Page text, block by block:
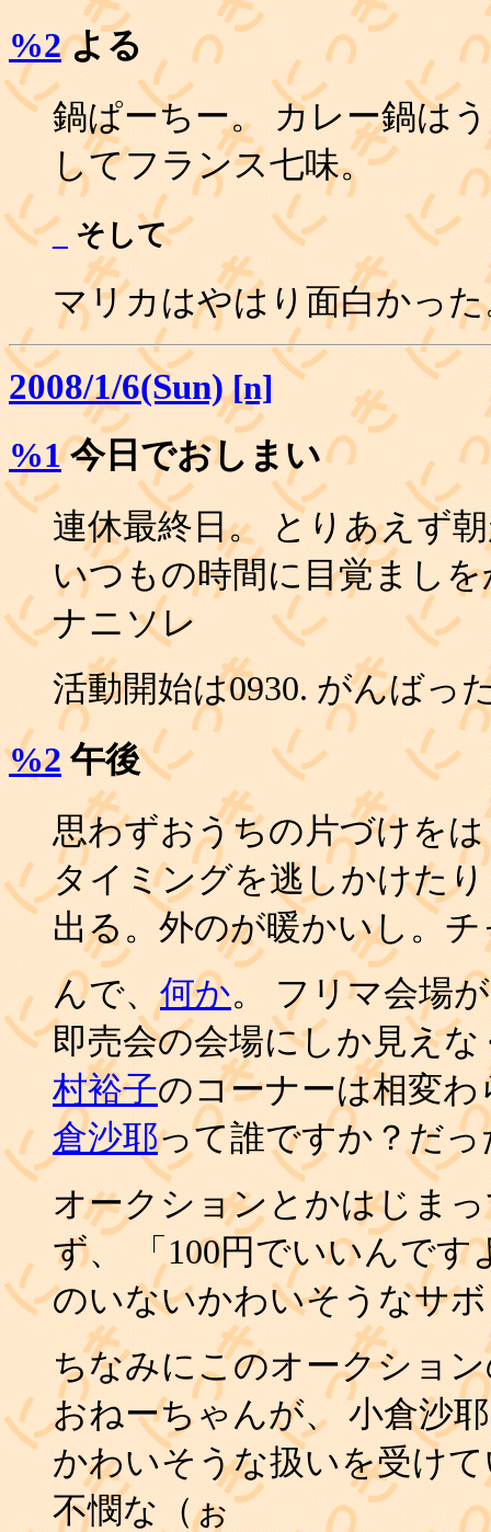
%2よる
鍋ぱーちー。 カレー鍋は
してフランス七味。
_ そして
マリカはやはり面白かっ
2008/1/6(Sun) [n]
%1今日でおしまい
連休最終日。 とりあえず
いつもの時間に目覚まし
ナニソレ
活動開始は0930. がんばっ
%2 午後
思わずおうちの片づけを
タイミングを逃しかけた
出る。外のが暖かいし。
んで、何か。 フリマ会場
即売会の会場にしか見え
村裕子のコーナーは相変
倉沙耶って誰ですか？だっ
オークションとかはじま
ず、 「100円でいいんで
のいないかわいそうなサ
ちなみにこのオークショ
おねーちゃんが、 小倉沙
かわいそうな扱いを受け
不憫な（ぉ